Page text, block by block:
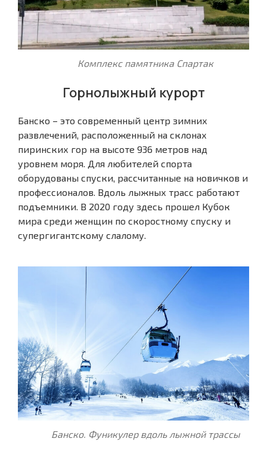
Комплекс памятника Спартак
Горнолыжный курорт
Банско – это современный центр зимних
развлечений, расположенный на склонах
пиринских гор на высоте 936 метров над
уровнем моря. Для любителей спорта
оборудованы спуски, рассчитанные на новичков и
профессионалов. Вдоль лыжных трасс работают
подъемники. В 2020 году здесь прошел Кубок
мира среди женщин по скоростному спуску и
супергигантскому слалому.
Банско. Фуникулер вдоль лыжной трассы